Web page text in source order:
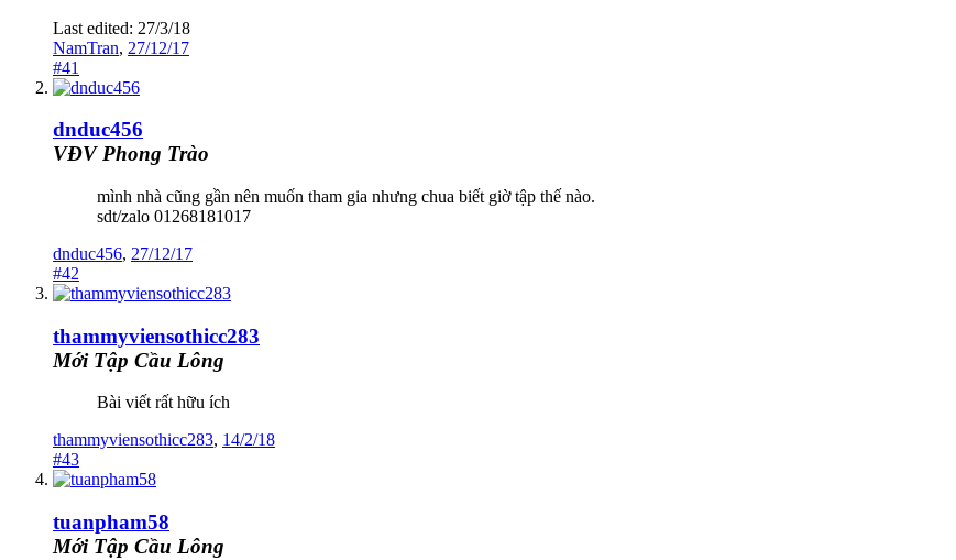
Last edited: 27/3/18
NamTran, 27/12/17
#41
dnduc456
VĐV Phong Trào
mình nhà cũng gần nên muốn tham gia nhưng chua biết giờ tập thế nào.
sdt/zalo 01268181017
dnduc456, 27/12/17
#42
thammyviensothicc283
Mới Tập Cầu Lông
Bài viết rất hữu ích
thammyviensothicc283, 14/2/18
#43
tuanpham58
Mới Tập Cầu Lông